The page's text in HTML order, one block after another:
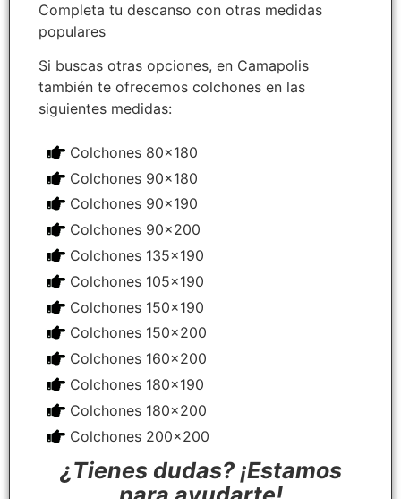
Completa tu descanso con otras medidas
populares
Si buscas otras opciones, en Camapolis
también te ofrecemos colchones en las
siguientes medidas:
Colchones 80x180
Colchones 90x180
Colchones 90x190
Colchones 90x200
Colchones 135x190
Colchones 105x190
Colchones 150x190
Colchones 150x200
Colchones 160x200
Colchones 180x190
Colchones 180x200
Colchones 200x200
¿Tienes dudas? ¡Estamos